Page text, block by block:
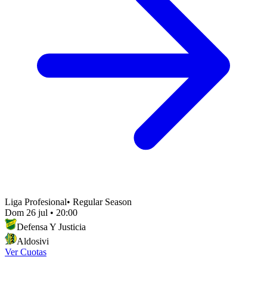
Liga Profesional• Regular Season
Dom 26 jul • 20:00
Defensa Y Justicia
Aldosivi
Ver Cuotas